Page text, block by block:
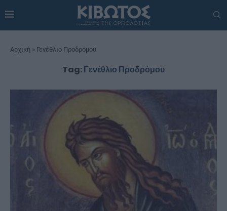
Αρχική » Γενέθλιο Προδρόμου
Tag:Γενέθλιο Προδρόμου